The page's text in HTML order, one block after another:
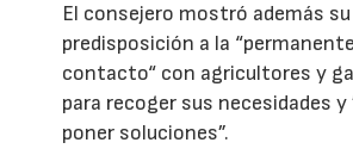
El consejero mostró además su
predisposición a la
contacto“ con agricultores y
para recoger sus necesidades
poner soluciones”.